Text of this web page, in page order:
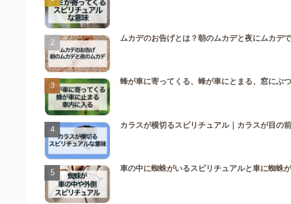
ムカデのお告げとは？朝のムカデと夜にムカデ
蜂が車に寄ってくる、蜂が車にとまる、窓にぶ
カラスが横切るスピリチュアル｜カラスが目の
車の中に蜘蛛がいるスピリチュアルと車に蜘蛛